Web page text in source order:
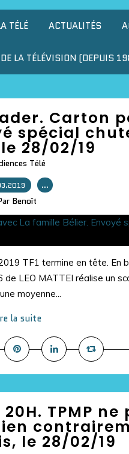
TÉLÉ ACTUALITÉS
LA TÉLÉVISION (DEPUIS
Carton
spécial
28/02/19
Télé
…
Benoît
TF1 termine en tête. En
LEO MATTEI réalise un
moyenne...
la suite
TPMP ne
le 28/02/19